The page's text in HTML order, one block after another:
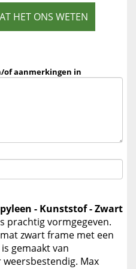
HET ONS WETEN
of aanmerkingen in
- Kunststof - Zwart
prachtig vormgegeven.
zwart frame met een
gemaakt van
Max